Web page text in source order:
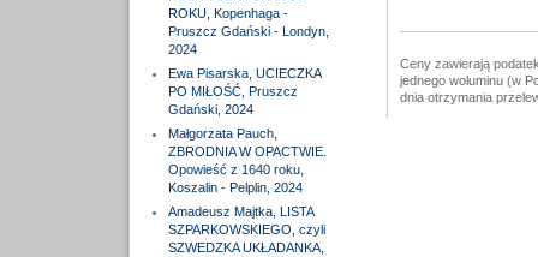
ROKU, Kopenhaga -
Pruszcz Gdański - Londyn,
2024
Ewa Pisarska, UCIECZKA
PO MIŁOŚĆ, Pruszcz
Gdański, 2024
Małgorzata Pauch,
ZBRODNIA W OPACTWIE.
Opowieść z 1640 roku,
Koszalin - Pelplin, 2024
Amadeusz Majtka, LISTA
SZPARKOWSKIEGO, czyli
SZWEDZKA UKŁADANKA,
Ceny zawierają
jednego woluminu (w
dnia otrzymania